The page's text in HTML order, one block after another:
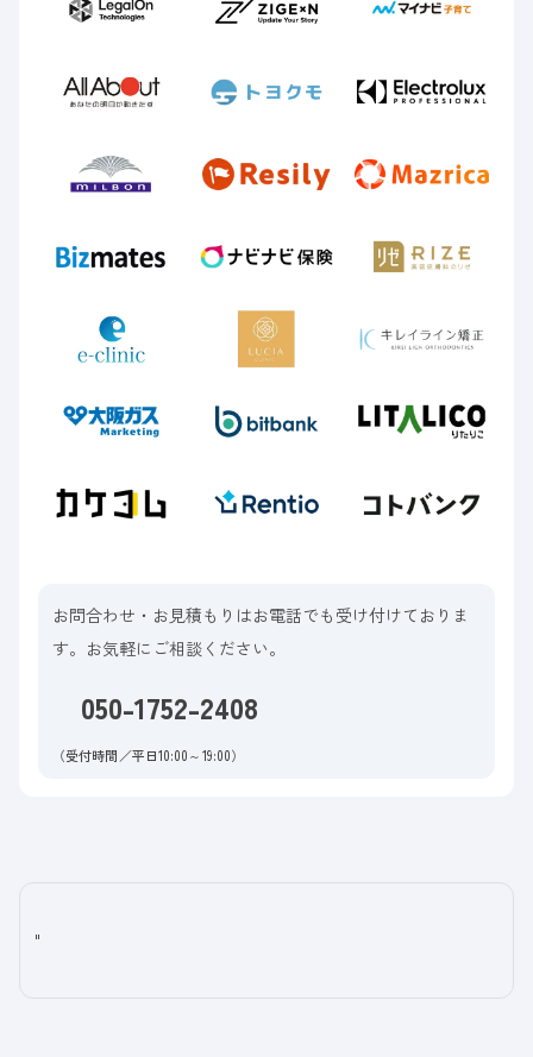
お問合わせ・お見積もりはお電話でも受け付けておりま
す。お気軽にご相談ください。
050-1752-2408
（受付時間／平日10:00～19:00）
"